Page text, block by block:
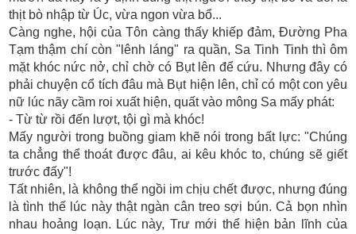
thịt bò nhập từ Úc, vừa ngon vừa bổ...
Càng nghe, hội của Tôn càng thấy khiếp đảm, Đường Pha
Tạm thậm chí còn "lênh láng" ra quần, Sa Tinh Tinh thì ôm
mặt khóc nức nở, chỉ chờ có Bụt lên để cứu. Nhưng đây có
phải chuyện cổ tích đâu mà Bụt hiện lên, chỉ có một con yêu
nữ lúc nãy cầm roi xuất hiện, quất vào mông Sa mấy phát:
- Từ từ rồi đến lượt, tội gì mà khóc!
Mấy người trong buồng giam khẽ nói trong bất lực: "Chúng
ta chẳng thể thoát được đâu, ai kêu khóc to, chúng sẽ giết
trước đấy"!
Tất nhiên, là không thể ngồi im chịu chết được, nhưng đúng
là tình thế lúc này thật ngàn cân treo sợi bún. Cả bọn nhìn
nhau hoảng loạn. Lúc này, Trư mới thể hiện bản lĩnh của